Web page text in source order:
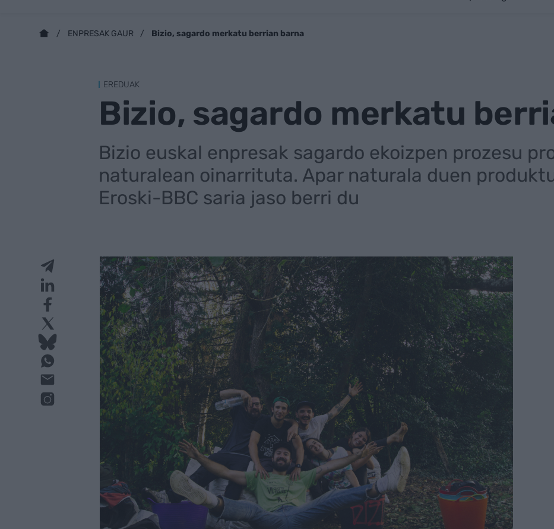
ENPRESAK GAUR Bizio, sagardo merkatu berrian barna
EREDUAK
Bizio, sagardo merkatu
Bizio euskal enpresak sagardo ekoizpen prozesu
naturalean oinarrituta. Apar naturala duen
Eroski-BBC saria jaso berri du